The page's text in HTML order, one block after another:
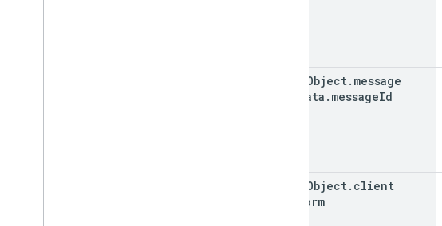
Object. message
Metadata . messageId
Object. client
Platform